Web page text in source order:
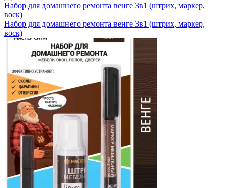
Набор для домашнего ремонта венге 3в1 (штрих, маркер,
воск)
Набор для домашнего ремонта венге 3в1 (штрих, маркер,
воск)